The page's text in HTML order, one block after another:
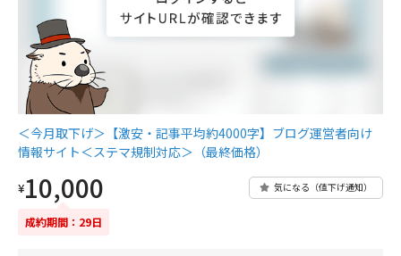
＜今月取下げ＞【激安・記事平均約4000字】ブログ運営者向け
情報サイト＜ステマ規制対応＞（最終価格）
¥10,000 気になる（値下げ通知）
成約期間：29日